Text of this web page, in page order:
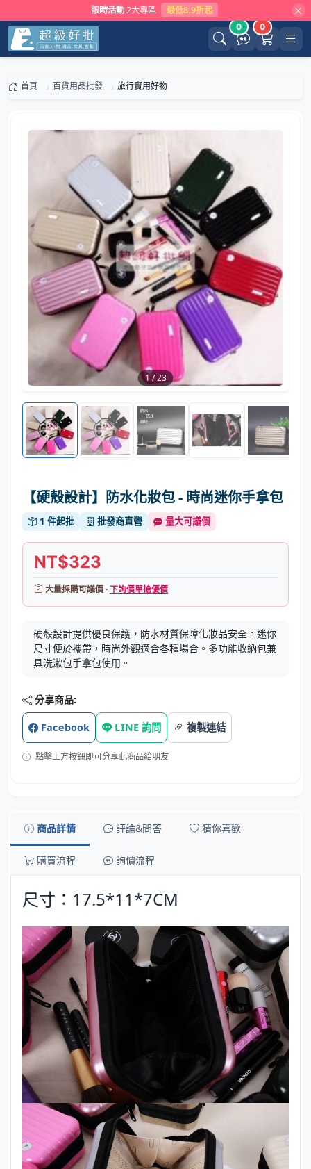
限時活動 2大專區 最低8.9折起
0 0
首頁 百貨用品批發 旅行實用好物
1 /23
【硬殼設計】防水化妝包 - 時尚迷你手拿包
1 件起批 批發商直營 量大可議價
NT$323
大量採購可議價 ·下詢價單搶優價
硬殼設計提供優良保護，防水材質保障化妝品安全。迷你
尺寸便於攜帶，時尚外觀適合各種場合。多功能收納包兼
具洗漱包手拿包使用。
分享商品:
Facebook LINE 詢問 複製連結
點擊上方按鈕即可分享此商品給朋友
商品詳情 評論&問答 猜你喜歡
購買流程 詢價流程
尺寸：17.5*11*7CM